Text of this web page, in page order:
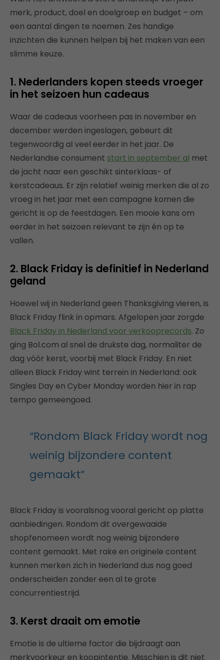
merk, product, doel en doelgroep en budget – om
een aantal dingen te noemen. Zes handige
inzichten die kunnen helpen bij het maken van een
slimme keuze.
1. Nederlanders kopen steeds vroeger
in het seizoen hun cadeaus
Waar de cadeaus voorheen pas in november en
december werden ingeslagen, gebeurt dit
tegenwoordig al veel eerder in het jaar. De
Nederlandse consument start in september al met
de jacht naar een geschikt sinterklaas- of
kerstcadeaus. Er zijn relatief weinig merken die al zo
vroeg in het jaar met een campagne komen die
gericht is op de feestdagen. Een mooie kans om
eerder in het seizoen relevant te zijn én op te
vallen.
2. Black Friday is definitief in Nederland
geland
Hoewel wij in Nederland geen Thanksgiving vieren, is
Black Friday flink in opmars. Afgelopen jaar zorgde
Black Friday in Nederland voor verkooprecords. Zo
ging Bol.com al snel de drukste dag, normaliter de
dag vóór kerst, voorbij met Black Friday. En niet
alleen Black Friday wint terrein in Nederland: ook
Singles Day en Cyber Monday worden hier in rap
tempo gemeengoed.
“Rondom Black Friday wordt nog
weinig bijzondere content
gemaakt”
Black Friday is vooralsnog vooral gericht op platte
aanbiedingen. Rondom dit overgewaaide
shopfenomeen wordt nog weinig bijzondere
content gemaakt. Met rake en originele content
kunnen merken zich in Nederland dus nog goed
onderscheiden zonder een al te grote
concurrentiestrijd.
3. Kerst draait om emotie
Emotie is de ultieme factor die bijdraagt aan
merkvoorkeur en koopintentie. Misschien is dit niet